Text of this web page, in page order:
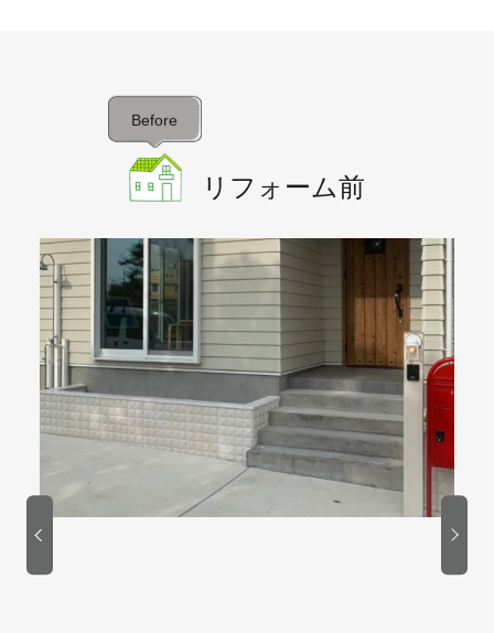
リフォーム前
Before